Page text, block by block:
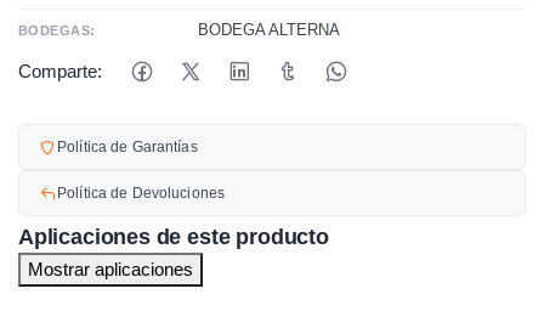
BODEGAS: BODEGA ALTERNA
Comparte:
Política de Garantías
Política de Devoluciones
Aplicaciones de este producto
Mostrar aplicaciones